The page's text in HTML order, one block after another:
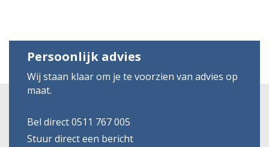
Persoonlijk advies
Wij staan klaar om je te voorzien van advies op
maat.
Bel direct 0511 767 005
Stuur direct een bericht